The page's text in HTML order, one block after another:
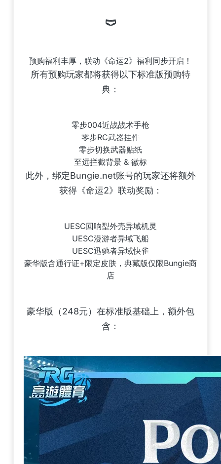
🩲
预购福利丰厚，联动《命运2》福利同步开启！
所有预购玩家都将获得以下标准版预购特
典：
零步004近战战术手枪
零步RC武器挂件
零步切换武器贴纸
至远拦截背景 & 徽标
此外，绑定Bungie.net账号的玩家还将额外
获得《命运2》联动奖励：
UESC回响型外壳异域机灵
UESC漫游者异域飞船
UESC迅驰者异域快雀
豪华版含通行证+限定皮肤，典藏版仅限Bungie商
店
豪华版（248元）在标准版基础上，额外包
含：